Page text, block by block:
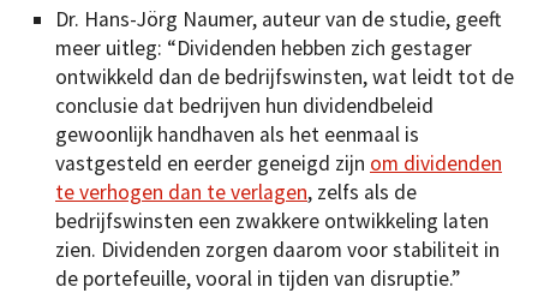
Dr. Hans-Jörg Naumer, auteur van de studie, geeft
meer uitleg: “Dividenden hebben zich gestager
ontwikkeld dan de bedrijfswinsten, wat leidt tot de
conclusie dat bedrijven hun dividendbeleid
gewoonlijk handhaven als het eenmaal is
vastgesteld en eerder geneigd zijn om dividenden
te verhogen dan te verlagen, zelfs als de
bedrijfswinsten een zwakkere ontwikkeling laten
zien. Dividenden zorgen daarom voor stabiliteit in
de portefeuille, vooral in tijden van disruptie.”